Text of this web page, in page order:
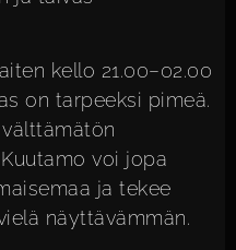
kello 21.00–02.00
on tarpeeksi pimeä.
voi jopa
ja tekee
näyttävämmän.